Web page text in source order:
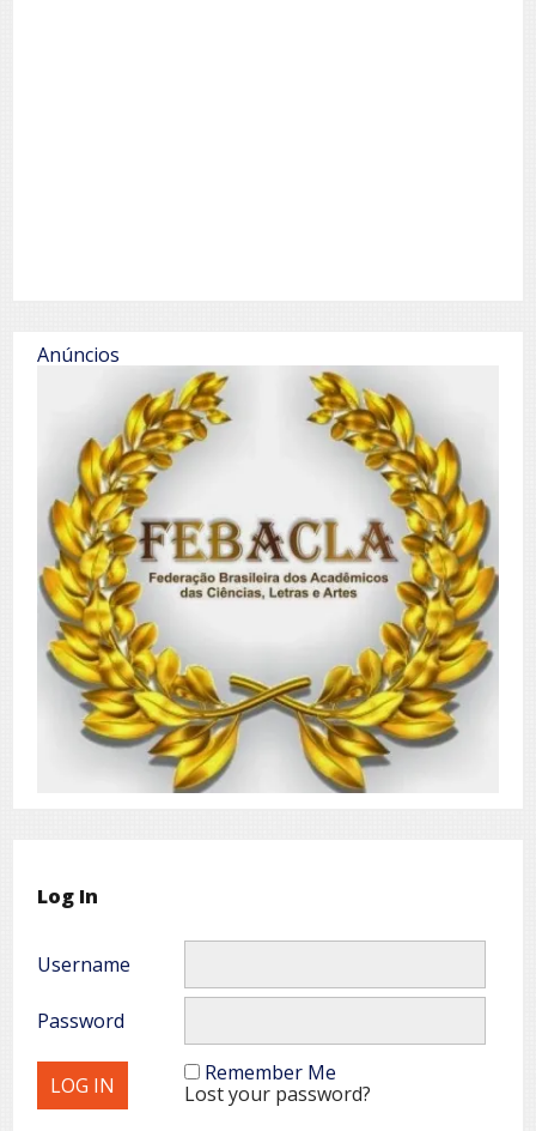
Anúncios
Log In
Username
Password
Remember Me
Lost your password?